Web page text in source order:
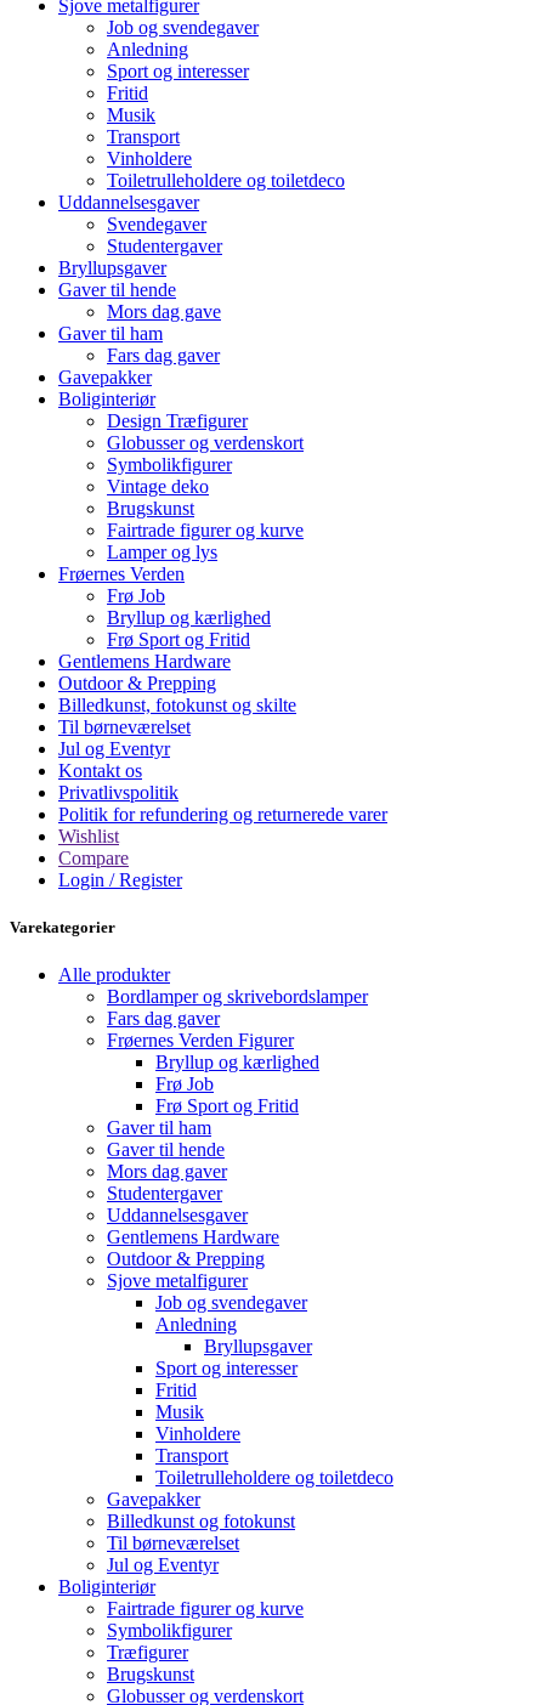
Sjove metalfigurer
Job og svendegaver
Anledning
Sport og interesser
Fritid
Musik
Transport
Vinholdere
Toiletrulleholdere og toiletdeco
Uddannelsesgaver
Svendegaver
Studentergaver
Bryllupsgaver
Gaver til hende
Mors dag gave
Gaver til ham
Fars dag gaver
Gavepakker
Boliginteriør
Design Træfigurer
Globusser og verdenskort
Symbolikfigurer
Vintage deko
Brugskunst
Fairtrade figurer og kurve
Lamper og lys
Frøernes Verden
Frø Job
Bryllup og kærlighed
Frø Sport og Fritid
Gentlemens Hardware
Outdoor & Prepping
Billedkunst, fotokunst og skilte
Til børneværelset
Jul og Eventyr
Kontakt os
Privatlivspolitik
Politik for refundering og returnerede varer
Wishlist
Compare
Login / Register
Varekategorier
Alle produkter
Bordlamper og skrivebordslamper
Fars dag gaver
Frøernes Verden Figurer
Bryllup og kærlighed
Frø Job
Frø Sport og Fritid
Gaver til ham
Gaver til hende
Mors dag gaver
Studentergaver
Uddannelsesgaver
Gentlemens Hardware
Outdoor & Prepping
Sjove metalfigurer
Job og svendegaver
Anledning
Bryllupsgaver
Sport og interesser
Fritid
Musik
Vinholdere
Transport
Toiletrulleholdere og toiletdeco
Gavepakker
Billedkunst og fotokunst
Til børneværelset
Jul og Eventyr
Boliginteriør
Fairtrade figurer og kurve
Symbolikfigurer
Træfigurer
Brugskunst
Globusser og verdenskort